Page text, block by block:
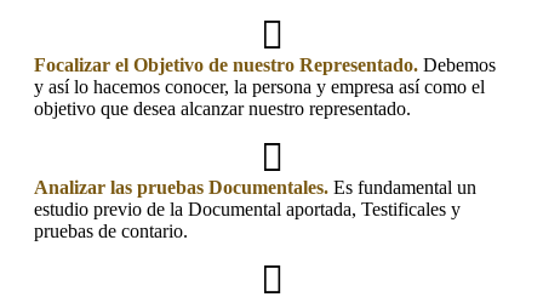
Focalizar el Objetivo de nuestro Representado. Debemos
y así lo hacemos conocer, la persona y empresa así como el
objetivo que desea alcanzar nuestro representado.
Analizar las pruebas Documentales. Es fundamental un
estudio previo de la Documental aportada, Testificales y
pruebas de contario.